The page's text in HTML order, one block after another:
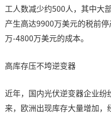
工人数减少约500人，其中大
产生高达9900万美元的税前
万-4800万美元的成本。
高库存压不垮逆变器
近年，国内光伏逆变器企业
来，欧洲出现库存大量增加，